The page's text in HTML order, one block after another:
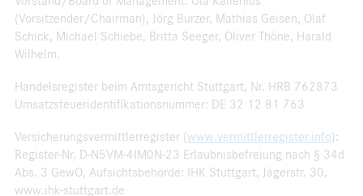
(Vorsitzender/Chairman), Jörg Burzer, Mathias Geisen, Olaf
Schick, Michael Schiebe, Britta Seeger, Oliver Thöne, Harald
Wilhelm.
Handelsregister beim Amtsgericht Stuttgart, Nr. HRB 762873
Umsatzsteueridentifikationsnummer: DE 32 12 81 763
Versicherungsvermittlerregister (www.vermittlerregister.info):
Register-Nr. D-N5VM-4IM0N-23 Erlaubnisbefreiung nach § 34d
Abs. 3 GewO, Aufsichtsbehörde: IHK Stuttgart, Jägerstr. 30,
www.ihk-stuttgart.de